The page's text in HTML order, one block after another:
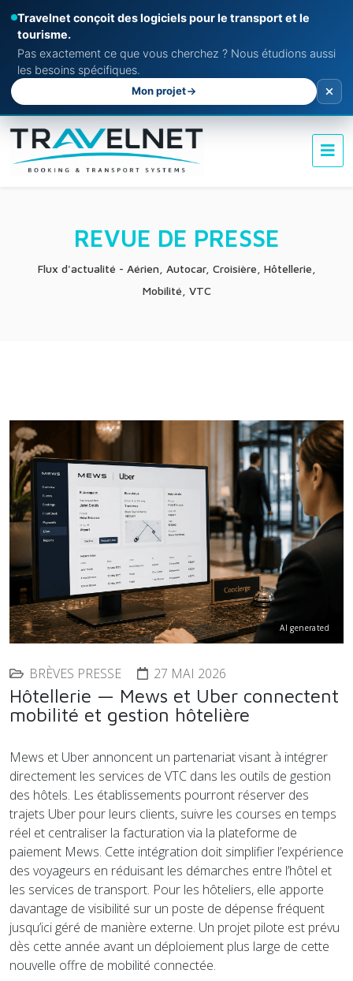
Travelnet conçoit des logiciels pour le transport et le
tourisme.
Pas exactement ce que vous cherchez ? Nous étudions aussi
les besoins spécifiques.
Mon projet
REVUE DE PRESSE
Flux d'actualité - Aérien, Autocar, Croisière, Hôtellerie,
Mobilité, VTC
AI generated
BRÈVES PRESSE 27 MAI 2026
Hôtellerie — Mews et Uber connectent
mobilité et gestion hôtelière
Mews et Uber annoncent un partenariat visant à intégrer
directement les services de VTC dans les outils de gestion
des hôtels. Les établissements pourront réserver des
trajets Uber pour leurs clients, suivre les courses en temps
réel et centraliser la facturation via la plateforme de
paiement Mews. Cette intégration doit simplifier l’expérience
des voyageurs en réduisant les démarches entre l’hôtel et
les services de transport. Pour les hôteliers, elle apporte
davantage de visibilité sur un poste de dépense fréquent
jusqu’ici géré de manière externe. Un projet pilote est prévu
dès cette année avant un déploiement plus large de cette
nouvelle offre de mobilité connectée.